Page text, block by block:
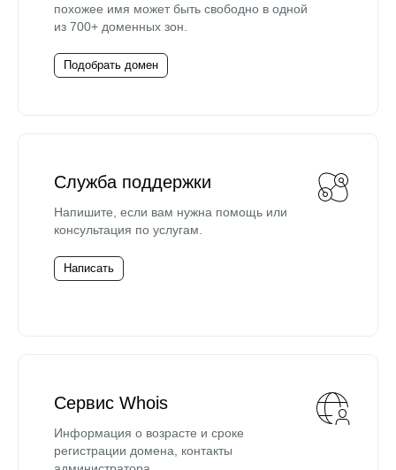
похожее имя может быть свободно в одной
из 700+ доменных зон.
Подобрать домен
Служба поддержки
Напишите, если вам нужна помощь или
консультация по услугам.
Написать
Сервис Whois
Информация о возрасте и сроке
регистрации домена, контакты